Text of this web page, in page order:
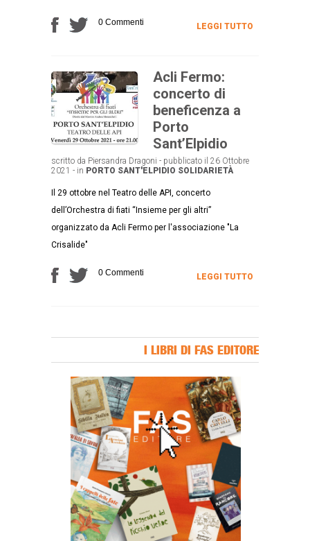
0 Commenti LEGGI TUTTO
Acli Fermo:
concerto di
beneficenza a
Porto
Sant’Elpidio
scritto da Piersandra Dragoni - pubblicato il 26 Ottobre
2021 - in PORTO SANT'ELPIDIO SOLIDARIETÀ
Il 29 ottobre nel Teatro delle API, concerto
dell’Orchestra di fiati “Insieme per gli altri”
organizzato da Acli Fermo per l'associazione "La
Crisalide"
0 Commenti LEGGI TUTTO
I LIBRI DI FAS EDITORE